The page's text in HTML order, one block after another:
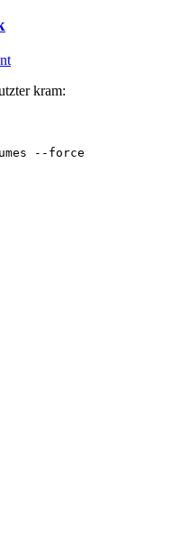
on
dockerkram: